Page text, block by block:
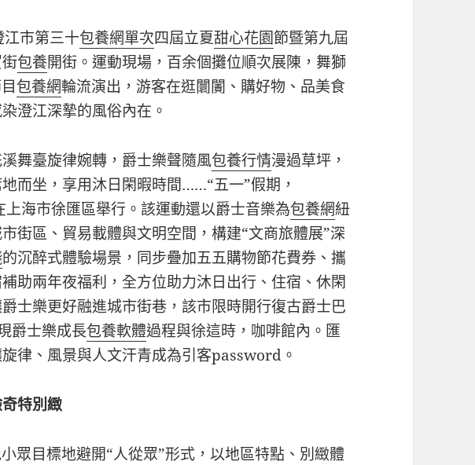
市第三十包養網單次四屆立夏甜心花園節暨第九屆
包養開街。運動現場，百余個攤位順次展陳，舞獅
包養網輪流演出，游客在逛闤闠、購好物、品美食
澄江深摯的風俗內在。
舞臺旋律婉轉，爵士樂聲隨風包養行情漫過草坪，
而坐，享用沐日閑暇時間……“五一”假期，
上海市徐匯區舉行。該運動還以爵士音樂為包養網紐
街區、貿易載體與文明空間，構建“文商旅體展”深
的沉醉式體驗場景，同步疊加五五購物節花費券、攜
助兩年夜福利，全方位助力沐日出行、住宿、休閑
士樂更好融進城市街巷，該市限時開行復古爵士巴
爵士樂成長包養軟體過程與徐這時，咖啡館內。匯
律、風景與人文汗青成為引客password。
特別緻
眾目標地避開“人從眾”形式，以地區特點、別緻體